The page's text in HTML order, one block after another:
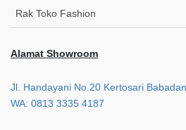
Rak Toko Fashion
Alamat Showroom
Jl. Handayani No.20 Kertosari
WA: 0813 3335 4187